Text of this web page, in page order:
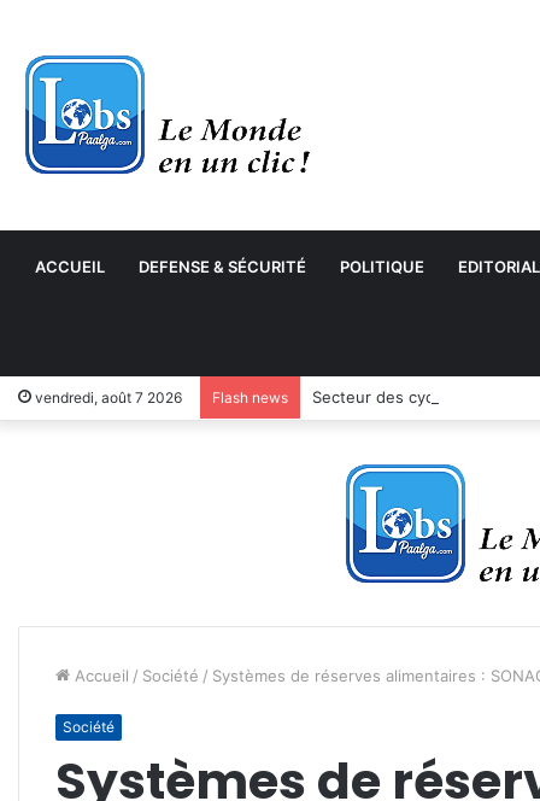
ACCUEIL DEFENSE & SÉCURITÉ POLITIQUE EDITORIAL
vendredi, août 7 2026 Flash news Secteur des cycles et
Accueil / Société / Systèmes de réserves alimentaires :
Société
Systèmes de